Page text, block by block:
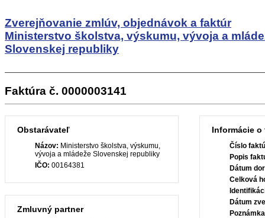
Zverejňovanie zmlúv, objednávok a faktúr
Ministerstvo školstva, výskumu, vývoja a
Slovenskej republiky
Faktúra č. 0000003141
Obstarávateľ
Názov: Ministerstvo školstva, výskumu,
vývoja a mládeže Slovenskej republiky
IČO: 00164381
Zmluvný partner
Informácie o
Číslo
Popis
Dátum
Celková
Dátum